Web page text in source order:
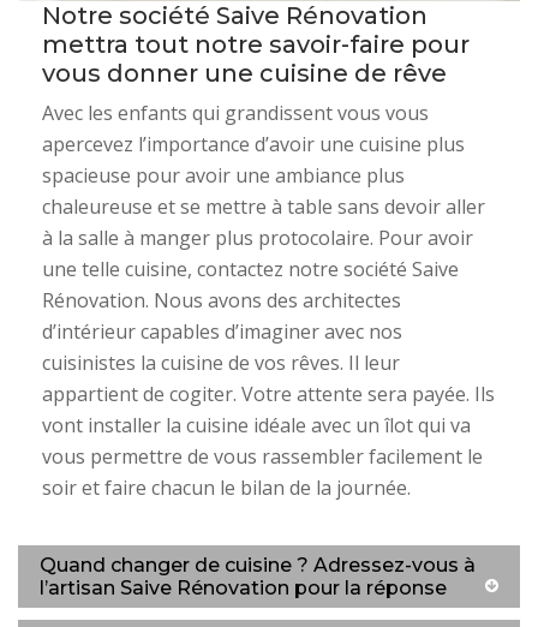
Notre société Saive Rénovation
mettra tout notre savoir-faire pour
vous donner une cuisine de rêve
Avec les enfants qui grandissent vous vous
apercevez l’importance d’avoir une cuisine plus
spacieuse pour avoir une ambiance plus
chaleureuse et se mettre à table sans devoir aller
à la salle à manger plus protocolaire. Pour avoir
une telle cuisine, contactez notre société Saive
Rénovation. Nous avons des architectes
d’intérieur capables d’imaginer avec nos
cuisinistes la cuisine de vos rêves. Il leur
appartient de cogiter. Votre attente sera payée. Ils
vont installer la cuisine idéale avec un îlot qui va
vous permettre de vous rassembler facilement le
soir et faire chacun le bilan de la journée.
Quand changer de cuisine ? Adressez-vous à
l’artisan Saive Rénovation pour la réponse